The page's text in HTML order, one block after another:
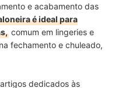
e acabamento das
é ideal para
comum em lingeries e
fechamento e chuleado,
dedicados às